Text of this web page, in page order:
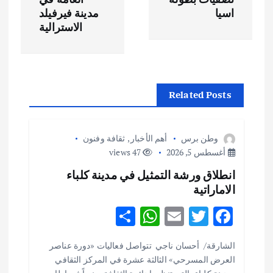
م
ت
اسيا
مدينة فيرفيلد
الاسترالية
Related Posts
وطن برس أهم الأخبار , ثقافة وفنون
أغسطس 5, 2026
47 views
انطلاق ورشة التمثيل في مدينة كلباء
الاماراتية
F
ac
e
T
w
it
E
ai
W
h
at
h
ar
الشارقة/ أحسان ناجي تتواصل فعاليات «دورة عناصر
العرض المسرحي» الثالثة عشرة في المركز الثقافي